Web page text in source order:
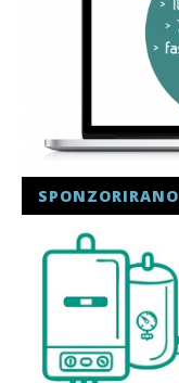
SPONZORIRANO